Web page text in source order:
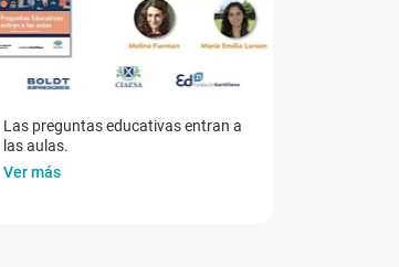
Las preguntas educativas entran a
las aulas.
Ver más